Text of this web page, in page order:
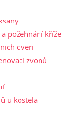
požehnání kříže
dveří
zvonů
u kostela